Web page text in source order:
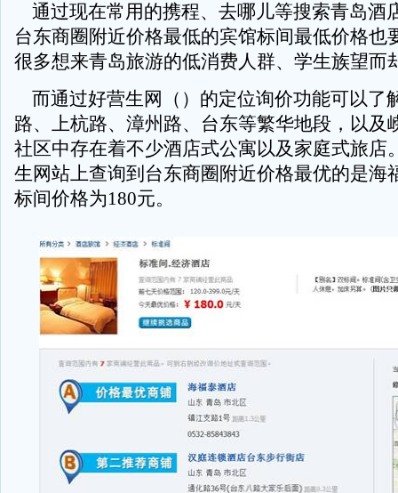
通过现在常用的携程、去哪儿等搜索青岛酒
台东商圈附近价格最低的宾馆标间最低价格也
很多想来青岛旅游的低消费人群、学生族望而
而通过好营生网（ ）的定位询价功能可以了
路、上杭路、漳州路、台东等繁华地段，以及
社区中存在着不少酒店式公寓以及家庭式旅店
生网站上查询到台东商圈附近价格最优的是海
标间价格为180元。